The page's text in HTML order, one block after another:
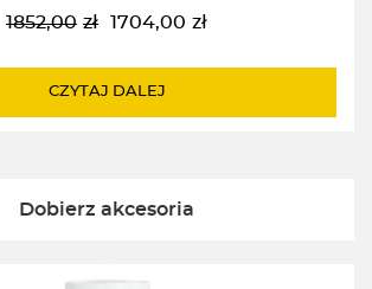
1852,00 zł
Pierwotna
wynosiła:
1704,00 zł
Aktualna
wynosi:
CZYTAJ DALEJ
Dobierz akcesoria